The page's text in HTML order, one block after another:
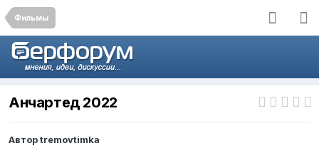
Фильмы
Анчартед 2022
Авторtremovtimka